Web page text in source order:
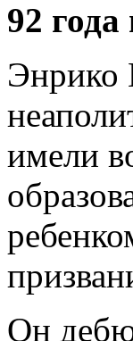
92
Энрико
имели
Он